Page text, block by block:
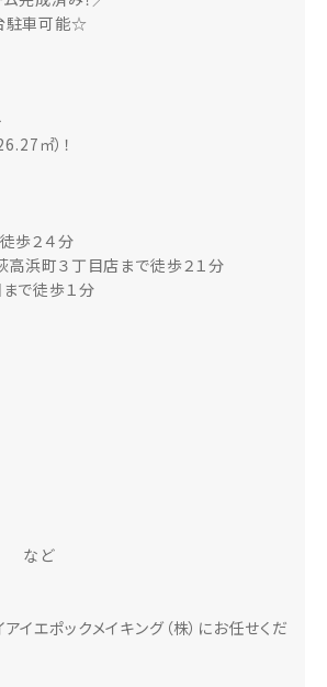
車可能☆
㎡）！
歩２４分
高浜町３丁目店まで徒歩２１分
で徒歩１分
など
イエポックメイキング（株）にお任せくだ